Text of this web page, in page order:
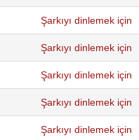
Şarkıyı dinlemek için
Şarkıyı dinlemek için
Şarkıyı dinlemek için
Şarkıyı dinlemek için
Şarkıyı dinlemek için